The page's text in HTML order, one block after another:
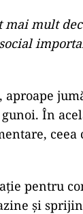
mult
aproape
În
pentru
și